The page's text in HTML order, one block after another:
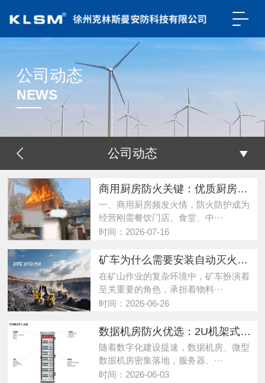
公司动态
NEWS
公司动态
商用厨房防火关键：优质厨房自动灭火装置一站式配套完整解决方案
一、商用厨房频发火情，防火防护成为
经营刚需餐饮门店、食堂、中···
时间：2026-07-16
矿车为什么需要安装自动灭火装置？
在矿山作业的复杂环境中，矿车扮演着
至关重要的角色，承担着物料···
时间：2026-06-26
数据机房防火优选：2U机架式灭火装置，一站式解决数据柜、微型机房火灾难题
随着数字化建设提速，数据机房、微型
数据机房密集落地，服务器、···
时间：2026-06-03